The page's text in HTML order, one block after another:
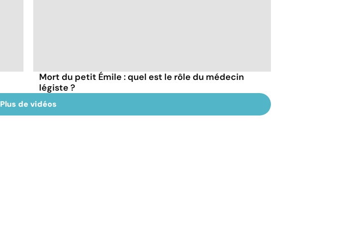
Mort du petit Émile : quel est le rôle du médecin
légiste ?
Plus de vidéos